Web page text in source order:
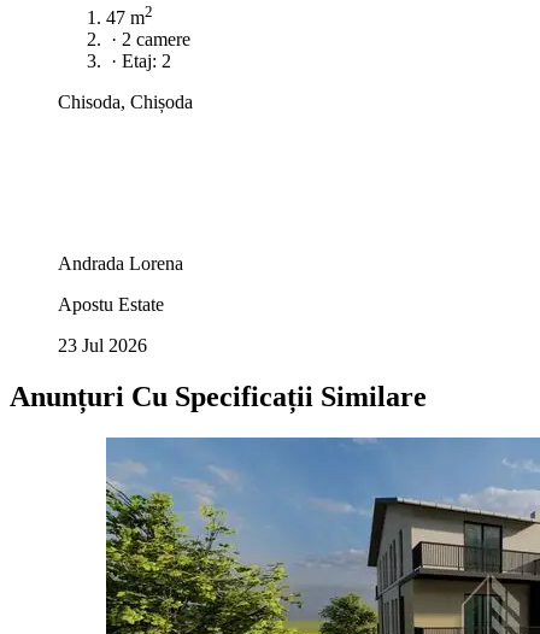
47 m2
· 2 camere
· Etaj: 2
Chisoda, Chișoda
Andrada Lorena
Apostu Estate
23 Jul 2026
Anunțuri Cu Specificații Similare